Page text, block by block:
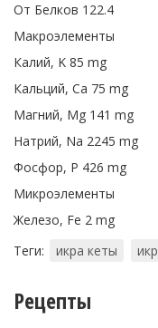
От Белков 122.4
Макроэлементы
Калий, K 85 mg
Кальций, Ca 75 mg
Магний, Mg 141 mg
Натрий, Na 2245 mg
Фосфор, P 426 mg
Микроэлементы
Железо, Fe 2 mg
Теги:
икра кеты
Рецепты